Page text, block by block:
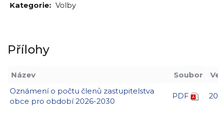
Kategorie: Volby
Přílohy
Název Soubor
Oznámení o počtu členů zastupitelstva
obce pro období 2026-2030
PDF